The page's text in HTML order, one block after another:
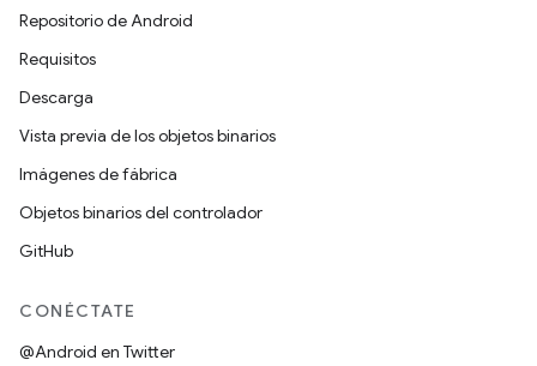
Repositorio de Android
Requisitos
Descarga
Vista previa de los objetos binarios
Imágenes de fábrica
Objetos binarios del controlador
GitHub
CONÉCTATE
@Android en Twitter